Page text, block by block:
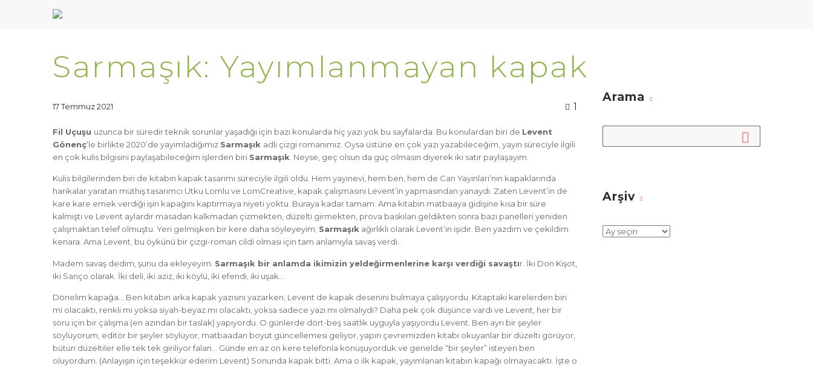
Sarmaşık: Yayımlanmayan kapak
1
17 Temmuz 2021
Fil Uçuşu uzunca bir süredir teknik sorunlar yaşadığı için bazı konularda hiç yazı yok bu sayfalarda. Bu konulardan biri de Levent
Gönenç‘le birlikte 2020’de yayımladığımız Sarmaşık adlı çizgi romanımız. Oysa üstüne en çok yazı yazabileceğim, yayın süreciyle ilgili
en çok kulis bilgisini paylaşabileceğim işlerden biri Sarmaşık . Neyse, geç olsun da güç olmasın diyerek iki satır paylaşayım.
Kulis bilgilerinden biri de kitabın kapak tasarımı süreciyle ilgili oldu. Hem yayınevi, hem ben, hem de Can Yayınları’nın kapaklarında
harikalar yaratan müthiş tasarımcı Utku Lomlu ve LomCreative, kapak çalışmasını Levent’in yapmasından yanaydı. Zaten Levent’in de
kare kare emek verdiği işin kapağını kaptırmaya niyeti yoktu. Buraya kadar tamam. Ama kitabın matbaaya gidişine kısa bir süre
kalmıştı ve Levent aylardır masadan kalkmadan çizmekten, düzelti girmekten, prova baskıları geldikten sonra bazı panelleri yeniden
çalışmaktan telef olmuştu. Yeri gelmişken bir kere daha söyleyeyim; Sarmaşık ağırlıklı olarak Levent’in işidir. Ben yazdım ve çekildim
kenara. Ama Levent, bu öykünü bir çizgi-roman cildi olması için tam anlamıyla savaş verdi.
Madem savaş dedim, şunu da ekleyeyim. Sarmaşık bir anlamda ikimizin yeldeğirmenlerine karşı verdiği savaştır. İki Don Kişot,
iki Sanço olarak. İki deli, iki aziz, iki köylü, iki efendi, iki uşak…
Dönelim kapağa… Ben kitabın arka kapak yazısını yazarken, Levent de kapak desenini bulmaya çalışıyordu. Kitaptaki karelerden biri
mi olacaktı, renkli mi yoksa siyah-beyaz mı olacaktı, yoksa sadece yazı mı olmalıydı? Daha pek çok düşünce vardı ve Levent, her bir
soru için bir çalışma (en azından bir taslak) yapıyordu. O günlerde dört-beş saatlik uyguyla yaşıyordu Levent. Ben ayrı bir şeyler
söylüyorum, editör bir şeyler söylüyor, matbaadan boyut güncellemesi geliyor, yapın çevremizden kitabı okuyanlar bir düzelti görüyor,
bütün düzeltiler elle tek tek giriliyor falan… Günde en az on kere telefonla konuşuyorduk ve genelde “bir şeyler” isteyen ben
oluyordum. (Anlayışın için teşekkür ederim Levent) Sonunda kapak bitti. Ama o ilk kapak, yayımlanan kitabın kapağı olmayacaktı. İşte o
Arama
Arşiv
Arşiv